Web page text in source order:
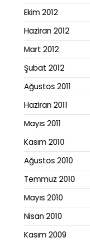
Ekim 2012
Haziran 2012
Mart 2012
Şubat 2012
Ağustos 2011
Haziran 2011
Mayıs 2011
Kasım 2010
Ağustos 2010
Temmuz 2010
Mayıs 2010
Nisan 2010
Kasım 2009